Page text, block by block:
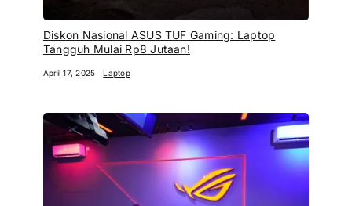
Diskon Nasional ASUS TUF Gaming: Laptop
Tangguh Mulai Rp8 Jutaan!
April 17, 2025 Laptop